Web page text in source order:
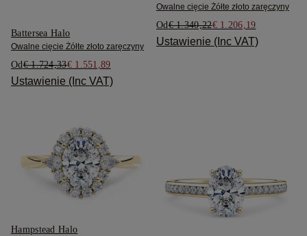
Battersea Halo
Owalne cięcie Żółte złoto zaręczyny
Od€ 1.724,33€ 1.551,89
Ustawienie (Inc VAT)
Owalne cięcie Żółte złoto zaręczyny
Od€ 1.340,22€ 1.206,19
Ustawienie (Inc VAT)
Hampstead Halo